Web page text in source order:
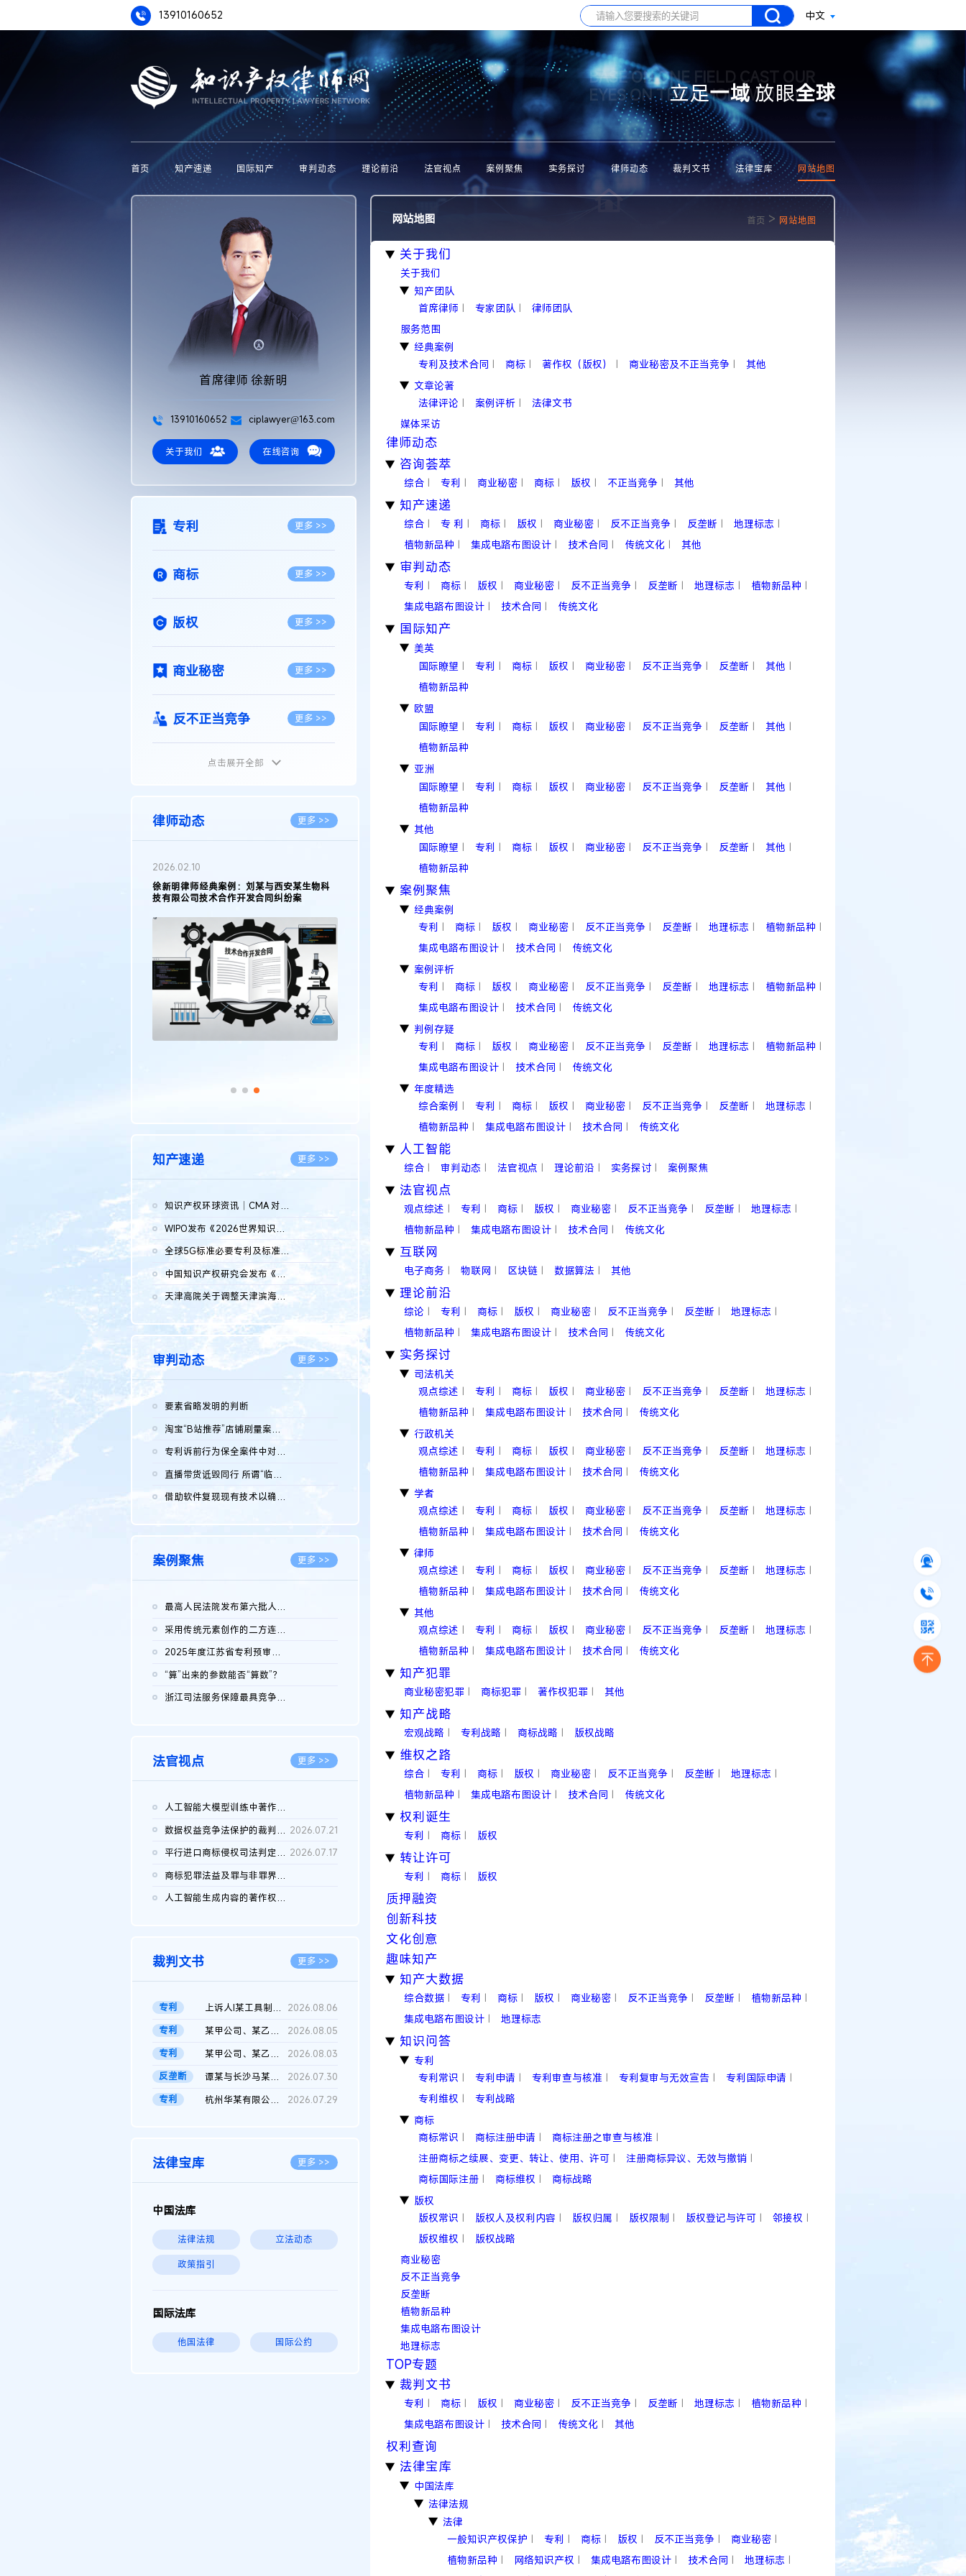
13910160652 中文
BASE ON ONE FIELD CAST OUR
EYES ON THE WHOLE WORLD
立足一域放眼全球
首页 知产速递 国际知产 审判动态 理论前沿 法官视点 案例聚焦 实务探讨 律师动态 裁判文书 法律宝库 网站地图
首席律师 徐新明
13910160652 ciplawyer@163.com
关于我们 在线咨询
专利 更多 >>
商标 更多 >>
版权 更多 >>
商业秘密 更多 >>
反不正当竞争 更多 >>
植物新品种
地理标志 更多 >>
集成电路布图设计
传统文化 更多 >>
点击展开全部
律师动态 更多 >>
2026.02.10
徐新明律师经典案例：刘某与西安某生物科
技有限公司技术合作开发合同纠纷案
知产速递 更多 >>
知识产权环球资讯｜CMA 对微软发起调查；批量搬运二手平台数据构...
WIPO发布《2026世界知识产权报告》 含报告全文
全球5G标准必要专利及标准提案研究报告（2026年）全文发布
中国知识产权研究会发布《2025年度中国企业海外知识产权纠纷调查...
2026.08.07
天津高院关于调整天津滨海高新技术产业开发区华苑科技园一审普通...
2026.08.07
审判动态 更多 >>
要素省略发明的判断
淘宝“B站推荐”店铺刷量案维持原判，两被告连带赔偿150万元
专利诉前行为保全案件中对仿制药申请人曾作出三类声明的考量及违...
直播带货诋毁同行 所谓“临场发挥”不免责
借助软件复现现有技术以确认相关参数特征是否被公开
案例聚焦 更多 >>
最高人民法院发布第六批人民法院种业知识产权司法保护典型案例 含...
采用传统元素创作的二方连续装饰图案作品的独创性及侵权对比认定
2025年度江苏省专利预审典型案例
“算”出来的参数能否“算数”？
浙江司法服务保障最具竞争力营商环境建设典型案例（第二批）含侵...
法官视点 更多 >>
人工智能大模型训练中著作权的合理使用
2026.07.28
数据权益竞争法保护的裁判路径构建 2026.07.21
平行进口商标侵权司法判定规则的困境与纾解 2026.07.17
商标犯罪法益及罪与非罪界限研究
人工智能生成内容的著作权司法认定：演进逻辑、现实困境与规则建...
裁判文书 更多 >>
专利 上诉人I某工具制品有限公司与被上诉人程某及一审被告中华人民共和...
2026.08.06
专利
某甲公司、某乙公司、某丙公司申请诉前行为保全复议裁定书
2026.08.05
专利
某甲公司、某乙公司、官某与某丙公司专利申请权权属纠纷 二审判决...
2026.08.03
反垄断
谭某与长沙马某堆农产品股份有限公司滥用市场支配地位纠纷二审裁...
2026.07.30
专利
杭州华某有限公司与菲某有限公司侵害发明专利权纠纷 2026.07.29
法律宝库 更多 >>
中国法库
法律法规 立法动态
政策指引
国际法库
他国法律 国际公约
网站地图 首页 > 网站地图
▶ 关于我们
关于我们
▶ 知产团队
首席律师 | 专家团队 |
律师团队
服务范围
▶ 经典案例
专利及技术合同 | 商标 | 著作权（版权） | 商业秘密及不正当竞争 | 其他
▶ 文章论著
法律评论 | 案例评析 |
法律文书
媒体采访
律师动态
▶ 咨询荟萃
综合 | 专利 | 商业秘密 | 商标 | 版权 | 不正当竞争 | 其他
▶ 知产速递
综合 | 专 利 | 商标 | 版权 | 商业秘密 | 反不正当竞争 | 反垄断 | 地理标志 |
植物新品种 | 集成电路布图设计 | 技术合同 | 传统文化 | 其他
▶ 审判动态
专利 | 商标 | 版权 | 商业秘密 | 反不正当竞争 | 反垄断 | 地理标志 | 植物新品种 |
集成电路布图设计 | 技术合同 | 传统文化
▶ 国际知产
▶ 美英
国际瞭望 | 专利 | 商标 | 版权 | 商业秘密 | 反不正当竞争 | 反垄断 | 其他 |
植物新品种
▶ 欧盟
国际瞭望 | 专利 | 商标 | 版权 | 商业秘密 | 反不正当竞争 | 反垄断 | 其他 |
植物新品种
▶ 亚洲
国际瞭望 | 专利 | 商标 | 版权 | 商业秘密 | 反不正当竞争 | 反垄断 | 其他 |
植物新品种
▶ 其他
国际瞭望 | 专利 | 商标 | 版权 | 商业秘密 | 反不正当竞争 | 反垄断 | 其他 |
植物新品种
▶ 案例聚焦
▶ 经典案例
专利 | 商标 | 版权 | 商业秘密 | 反不正当竞争 | 反垄断 | 地理标志 | 植物新品种 |
集成电路布图设计 | 技术合同 | 传统文化
▶ 案例评析
专利 | 商标 | 版权 | 商业秘密 | 反不正当竞争 | 反垄断 | 地理标志 | 植物新品种 |
集成电路布图设计 | 技术合同 | 传统文化
▶ 判例存疑
专利 | 商标 | 版权 | 商业秘密 | 反不正当竞争 | 反垄断 | 地理标志 | 植物新品种 |
集成电路布图设计 | 技术合同 | 传统文化
▶ 年度精选
综合案例 | 专利 | 商标 | 版权 | 商业秘密 | 反不正当竞争 | 反垄断 | 地理标志 |
植物新品种 | 集成电路布图设计 | 技术合同 | 传统文化
▶ 人工智能
综合 | 审判动态 | 法官视点 | 理论前沿 | 实务探讨 | 案例聚焦
▶ 法官视点
观点综述 | 专利 | 商标 | 版权 | 商业秘密 | 反不正当竞争 | 反垄断 | 地理标志 |
植物新品种 | 集成电路布图设计 | 技术合同 | 传统文化
▶ 互联网
电子商务 | 物联网 | 区块链 | 数据算法 | 其他
▶ 理论前沿
综论 | 专利 | 商标 | 版权 | 商业秘密 | 反不正当竞争 | 反垄断 | 地理标志 |
植物新品种 | 集成电路布图设计 | 技术合同 | 传统文化
▶ 实务探讨
▶ 司法机关
观点综述 | 专利 | 商标 | 版权 | 商业秘密 | 反不正当竞争 | 反垄断 | 地理标志 |
植物新品种 | 集成电路布图设计 | 技术合同 | 传统文化
▶ 行政机关
观点综述 | 专利 | 商标 | 版权 | 商业秘密 | 反不正当竞争 | 反垄断 | 地理标志 |
植物新品种 | 集成电路布图设计 | 技术合同 | 传统文化
▶ 学者
观点综述 | 专利 | 商标 | 版权 | 商业秘密 | 反不正当竞争 | 反垄断 | 地理标志 |
植物新品种 | 集成电路布图设计 | 技术合同 | 传统文化
▶ 律师
观点综述 | 专利 | 商标 | 版权 | 商业秘密 | 反不正当竞争 | 反垄断 | 地理标志 |
植物新品种 | 集成电路布图设计 | 技术合同 | 传统文化
▶ 其他
观点综述 | 专利 | 商标 | 版权 | 商业秘密 | 反不正当竞争 | 反垄断 | 地理标志 |
植物新品种 | 集成电路布图设计 | 技术合同 | 传统文化
▶ 知产犯罪
商业秘密犯罪 | 商标犯罪 | 著作权犯罪 | 其他
▶ 知产战略
宏观战略 | 专利战略 | 商标战略 | 版权战略
▶ 维权之路
综合 | 专利 | 商标 | 版权 | 商业秘密 | 反不正当竞争 | 反垄断 | 地理标志 |
植物新品种 | 集成电路布图设计 | 技术合同 | 传统文化
▶ 权利诞生
专利 | 商标 | 版权
▶ 转让许可
专利 | 商标 | 版权
质押融资
创新科技
文化创意
趣味知产
▶ 知产大数据
综合数据 | 专利 | 商标 | 版权 | 商业秘密 | 反不正当竞争 | 反垄断 | 植物新品种 |
集成电路布图设计 | 地理标志
▶ 知识问答
▶ 专利
专利常识 | 专利申请 | 专利审查与核准 | 专利复审与无效宣告 | 专利国际申请 |
专利维权 | 专利战略
▶ 商标
商标常识 | 商标注册申请 | 商标注册之审查与核准 |
注册商标之续展、变更、转让、使用、许可 | 注册商标异议、无效与撤销 |
商标国际注册 | 商标维权 | 商标战略
▶ 版权
版权常识 | 版权人及权利内容 | 版权归属 | 版权限制 | 版权登记与许可 | 邻接权 |
版权维权 |
版权战略
商业秘密
反不正当竞争
反垄断
植物新品种
集成电路布图设计
地理标志
TOP专题
▶ 裁判文书
专利 | 商标 | 版权 | 商业秘密 | 反不正当竞争 | 反垄断 | 地理标志 | 植物新品种 |
集成电路布图设计 | 技术合同 | 传统文化 | 其他
权利查询
▶ 法律宝库
▶ 中国法库
▶ 法律法规
▶ 法律
一般知识产权保护 | 专利 | 商标 | 版权 | 反不正当竞争 | 商业秘密 |
植物新品种 | 网络知识产权 | 集成电路布图设计 | 技术合同 | 地理标志 |